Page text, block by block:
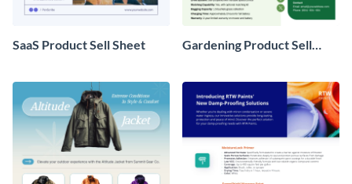
SaaS Product Sell Sheet
Gardening Product Sell